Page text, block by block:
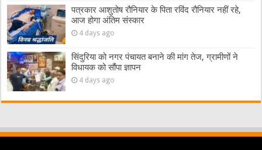
पत्रकार आशुतोष रौनियार के पिता रविंद रौनियार नहीं रहे,
आज होगा अंतिम संस्कार
4 days ago
सिंदुरिया को नगर पंचायत बनाने की मांग तेज, ग्रामीणों ने
विधायक को सौंपा ज्ञापन
4 days ago